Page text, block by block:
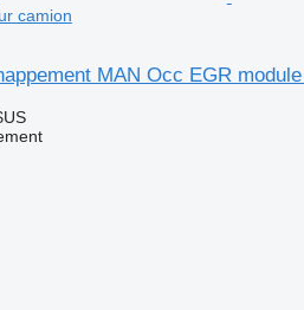
camion
MAN Occ EGR